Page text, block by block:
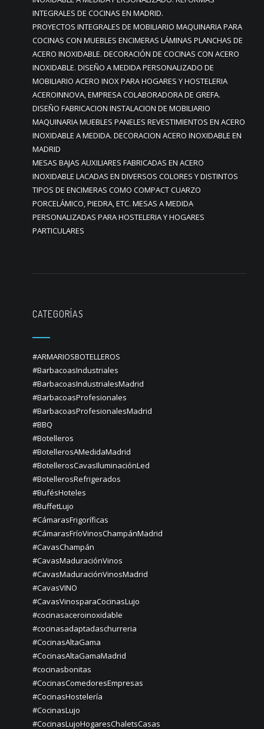
INTEGRALES DE COCINAS EN MADRID.
PROYECTOS INTEGRALES DE MOBILIARIO MAQUINARIA PARA
COCINAS CON MUEBLES ENCIMERAS LÁMINAS PLANCHAS DE
ACERO INOXIDABLE. DECORACIÓN DE COCINAS CON ACERO
INOXIDABLE. DISEÑO A MEDIDA PERSONALIZADO DE
MOBILIARIO ACERO INOX PARA HOGARES Y HOSTELERIA
ACEROINNOVA, EMPRESA COLABORADORA DE GREFA.
DISEÑO FABRICACION INSTALACION DE MOBILIARIO
MAQUINARIA MUEBLES PANELES REVESTIMIENTOS EN ACERO
INOXIDABLE A MEDIDA. DECORACION ACERO INOXIDABLE EN
MADRID
MESAS BAJAS AUXILIARES FABRICADAS EN ACERO
INOXIDABLE LACADAS EN DIVERSOS COLORES Y DISTINTOS
TIPOS DE ENCIMERAS COMO COMPACT CUARZO
PORCELÁMICO, PIEDRA, ETC. MESAS A MEDIDA
PERSONALIZADAS PARA HOSTELERIA Y HOGARES
PARTICULARES
CATEGORÍAS
#ARMARIOSBOTELLEROS
#BarbacoasIndustriales
#BarbacoasIndustrialesMadrid
#BarbacoasProfesionales
#BarbacoasProfesionalesMadrid
#BBQ
#Botelleros
#BotellerosAMedidaMadrid
#BotellerosCavasIluminaciónLed
#BotellerosRefrigerados
#BufésHoteles
#BuffetLujo
#CámarasFrigoríficas
#CámarasFríoVinosChampánMadrid
#CavasChampán
#CavasMaduraciónVinos
#CavasMaduraciónVinosMadrid
#CavasVINO
#CavasVinosparaCocinasLujo
#cocinasaceroinoxidable
#cocinasadaptadaschurreria
#CocinasAltaGama
#CocinasAltaGamaMadrid
#cocinasbonitas
#CocinasComedoresEmpresas
#CocinasHostelería
#CocinasLujo
#CocinasLujoHogaresChaletsCasas